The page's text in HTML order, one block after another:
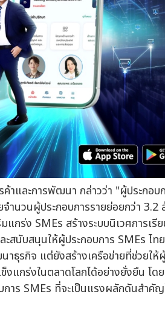
าและการพัฒนา กล่าวว่า "ผู้ประกอบ
นวนผู้ประกอบการรายย่อยกว่า 3.2
กร่ง SMEs สร้างระบบนิเวศการเรี
บสนุนให้ผู้ประกอบการ SMEs ไทย
ธุรกิจ แต่ยังสร้างเครือข่ายที่ช่วยให้
งแกร่งในตลาดโลกได้อย่างยั่งยืน โด
าร SMEs ที่จะเป็นแรงผลักดันสำคั